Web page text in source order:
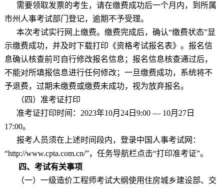
需要领取发票的考生，请在缴费成功后一个月内，到所属
市州人事考试部门登记，逾期不予受理。
本次考试实行网上缴费。缴费完成后，确认“缴费状态”显
示缴费成功，并及时下载打印《资格考试报名表》。报名信
息确认核查前可自行修改报名信息；报名信息核查通过后，
不能对所填报信息进行任何修改；一旦缴费成功，系统将不
予退费，过期未缴费或缴费未成功，视为放弃报名。
（四）准考证打印
准考证打印时间： 2023年10月 24日 9:00 — 10月 27日
17:00。
报考人员须在上述时间段内，登录中国人事考试网：
“http://www.cpta.com.cn/”，任务导航栏点击“打印准考证”。
四、考试有关事项
（一）一级造价工程师考试大纲使用住房城乡建设部、交